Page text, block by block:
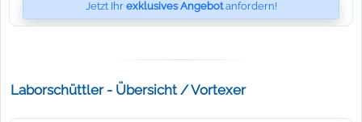
Jetzt Ihr exklusives Angebotanfordern!
Laborschüttler - Übersicht / Vortexer